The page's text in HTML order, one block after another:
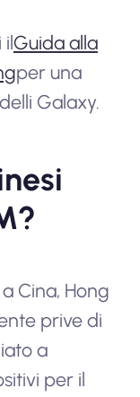
Guida alla
per una
Galaxy.
Cina, Hong
prive di
a
per il